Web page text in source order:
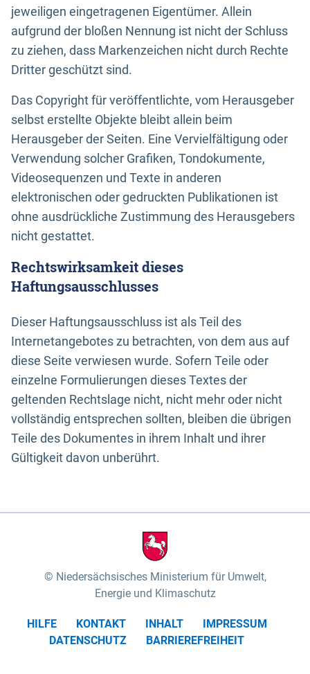
jeweiligen eingetragenen Eigentümer. Allein
aufgrund der bloßen Nennung ist nicht der Schluss
zu ziehen, dass Markenzeichen nicht durch Rechte
Dritter geschützt sind.
Das Copyright für veröffentlichte, vom Herausgeber
selbst erstellte Objekte bleibt allein beim
Herausgeber der Seiten. Eine Vervielfältigung oder
Verwendung solcher Grafiken, Tondokumente,
Videosequenzen und Texte in anderen
elektronischen oder gedruckten Publikationen ist
ohne ausdrückliche Zustimmung des Herausgebers
nicht gestattet.
Rechtswirksamkeit dieses
Haftungsausschlusses
Dieser Haftungsausschluss ist als Teil des
Internetangebotes zu betrachten, von dem aus auf
diese Seite verwiesen wurde. Sofern Teile oder
einzelne Formulierungen dieses Textes der
geltenden Rechtslage nicht, nicht mehr oder nicht
vollständig entsprechen sollten, bleiben die übrigen
Teile des Dokumentes in ihrem Inhalt und ihrer
Gültigkeit davon unberührt.
Niedersächsisches Ministerium für Umwelt,
Energie und Klimaschutz
HILFE KONTAKT INHALT
IMPRESSUM
DATENSCHUTZ
BARRIEREFREIHEIT